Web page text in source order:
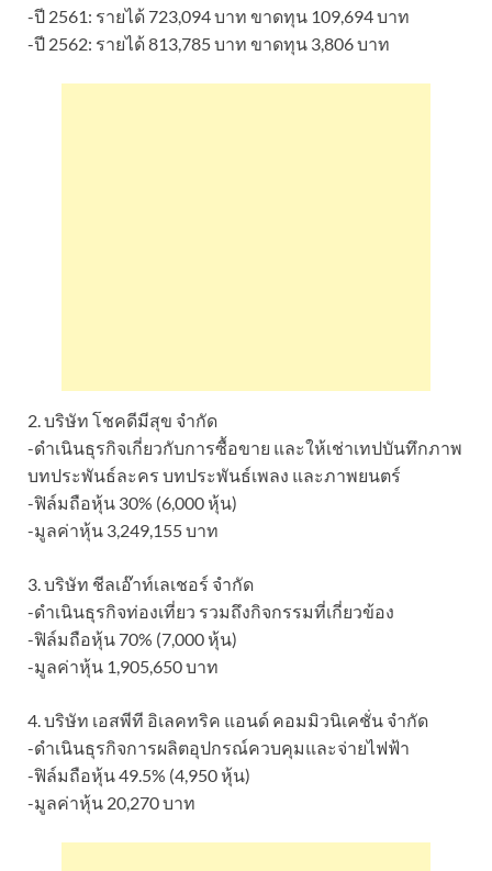
-ปี 2561: รายได้ 723,094 บาท ขาดทุน 109,694 บาท
-ปี 2562: รายได้ 813,785 บาท ขาดทุน 3,806 บาท
2. บริษัท โชคดีมีสุข จำกัด
-ดำเนินธุรกิจเกี่ยวกับการซื้อขาย และให้เช่าเทปบันทึกภาพ
บทประพันธ์ละคร บทประพันธ์เพลง และภาพยนตร์
-ฟิล์มถือหุ้น 30% (6,000 หุ้น)
-มูลค่าหุ้น 3,249,155 บาท
3. บริษัท ชีลเอ๊าท์เลเชอร์ จำกัด
-ดำเนินธุรกิจท่องเที่ยว รวมถึงกิจกรรมที่เกี่ยวข้อง
-ฟิล์มถือหุ้น 70% (7,000 หุ้น)
-มูลค่าหุ้น 1,905,650 บาท
4. บริษัท เอสพีที อิเลคทริค แอนด์ คอมมิวนิเคชั่น จำกัด
-ดำเนินธุรกิจการผลิตอุปกรณ์ควบคุมและจ่ายไฟฟ้า
-ฟิล์มถือหุ้น 49.5% (4,950 หุ้น)
-มูลค่าหุ้น 20,270 บาท